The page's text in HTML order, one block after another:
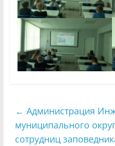
← Администрация
муниципального
сотрудниц